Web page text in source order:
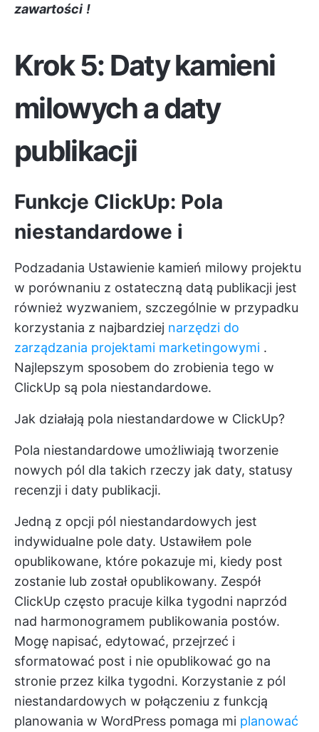
zawartości !
Krok 5: Daty kamieni
milowych a daty
publikacji
Funkcje ClickUp: Pola
niestandardowe i
Podzadania Ustawienie kamień milowy projektu
w porównaniu z ostateczną datą publikacji jest
również wyzwaniem, szczególnie w przypadku
korzystania z najbardziej narzędzi do
zarządzania projektami marketingowymi .
Najlepszym sposobem do zrobienia tego w
ClickUp są pola niestandardowe.
Jak działają pola niestandardowe w ClickUp?
Pola niestandardowe umożliwiają tworzenie
nowych pól dla takich rzeczy jak daty, statusy
recenzji i daty publikacji.
Jedną z opcji pól niestandardowych jest
indywidualne pole daty. Ustawiłem pole
opublikowane, które pokazuje mi, kiedy post
zostanie lub został opublikowany. Zespół
ClickUp często pracuje kilka tygodni naprzód
nad harmonogramem publikowania postów.
Mogę napisać, edytować, przejrzeć i
sformatować post i nie opublikować go na
stronie przez kilka tygodni. Korzystanie z pól
niestandardowych w połączeniu z funkcją
planowania w WordPress pomaga mi planować